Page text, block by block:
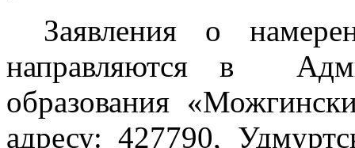
Заявления о
направляются в
образования
адресу: 427790,